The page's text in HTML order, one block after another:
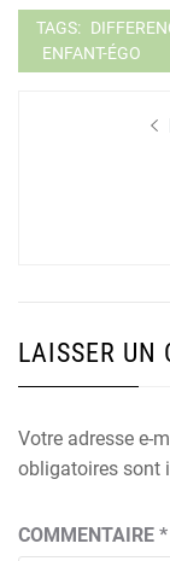
TAGS:
ENFANT-ÉGO
Navigation
LAISSER UN
Votre adresse e-
obligatoires sont
COMMENTAIRE *